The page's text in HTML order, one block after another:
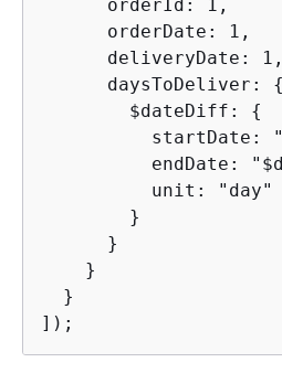
      orderId: 1,
      orderDate: 1,
      deliveryDate: 1,
      daysToDeliver:
{
        $dateDiff:
{
startDate:
endDate:
          unit: "day"
        }
      }
    }
  }
]);